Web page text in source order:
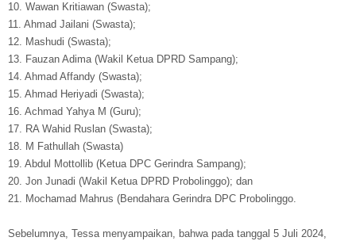
10. Wawan Kritiawan (Swasta);
11. Ahmad Jailani (Swasta);
12. Mashudi (Swasta);
13. Fauzan Adima (Wakil Ketua DPRD Sampang);
14. Ahmad Affandy (Swasta);
15. Ahmad Heriyadi (Swasta);
16. Achmad Yahya M (Guru);
17. RA Wahid Ruslan (Swasta);
18. M Fathullah (Swasta)
19. Abdul Mottollib (Ketua DPC Gerindra Sampang);
20. Jon Junadi (Wakil Ketua DPRD Probolinggo); dan
21. Mochamad Mahrus (Bendahara Gerindra DPC Probolinggo.
Sebelumnya, Tessa menyampaikan, bahwa pada tanggal 5 Juli 2024,